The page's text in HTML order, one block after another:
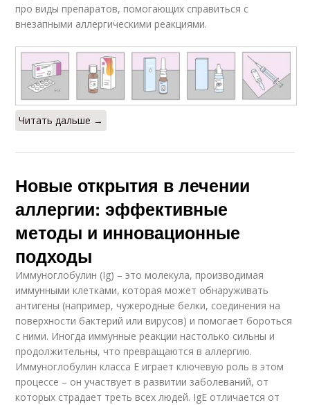
про виды препаратов, помогающих справиться с
внезапными аллергическими реакциями.
Читать дальше →
Новые открытия в лечении
аллергии: эффективные
методы и инновационные
подходы
Иммуноглобулин (Ig) – это молекула, производимая
иммунными клетками, которая может обнаруживать
антигены (например, чужеродные белки, соединения на
поверхности бактерий или вирусов) и помогает бороться
с ними. Иногда иммунные реакции настолько сильны и
продолжительны, что превращаются в аллергию.
Иммуноглобулин класса Е играет ключевую роль в этом
процессе – он участвует в развитии заболеваний, от
которых страдает треть всех людей. IgE отличается от